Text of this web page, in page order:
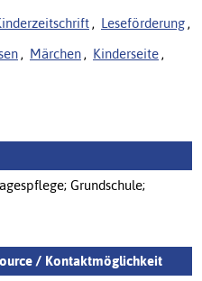
, Leseförderung ,
, Märchen , Kinderseite ,
Grundschule;
/ Kontaktmöglichkeit